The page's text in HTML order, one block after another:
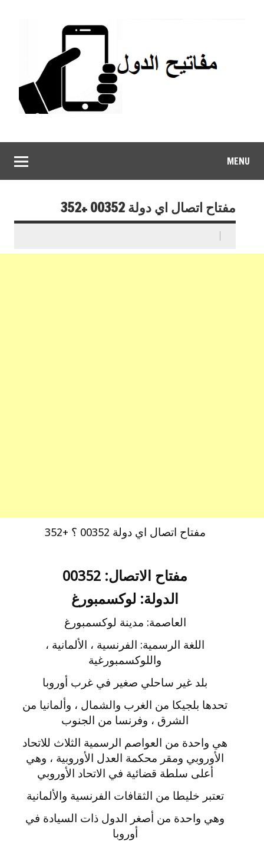
MENU
مفتاح اتصال اي دولة 00352 +352
مفتاح اتصال اي دولة 00352 ؟ + 352
مفتاح الاتصال: 00352
الدولة: لوكسمبورغ
العاصمة: مدينة لوكسمبورغ
اللغة الرسمية: الفرنسية ، الألمانية ،
واللوكسمبورغية
بلد غير ساحلي صغير في غرب أوروبا
تحدها بلجيكا من الغرب والشمال ، وألمانيا من
الشرق ، وفرنسا من الجنوب
هي واحدة من العواصم الرسمية الثلاث للاتحاد
الأوروبي ومقر محكمة العدل الأوروبية ، وهي
أعلى سلطة قضائية في الاتحاد الأوروبي
تعتبر خليطا من الثقافات الفرنسية والألمانية
وهي واحدة من أصغر الدول ذات السيادة في
أوروبا